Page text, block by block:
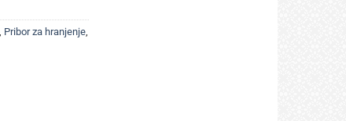
Pribor za hranjenje